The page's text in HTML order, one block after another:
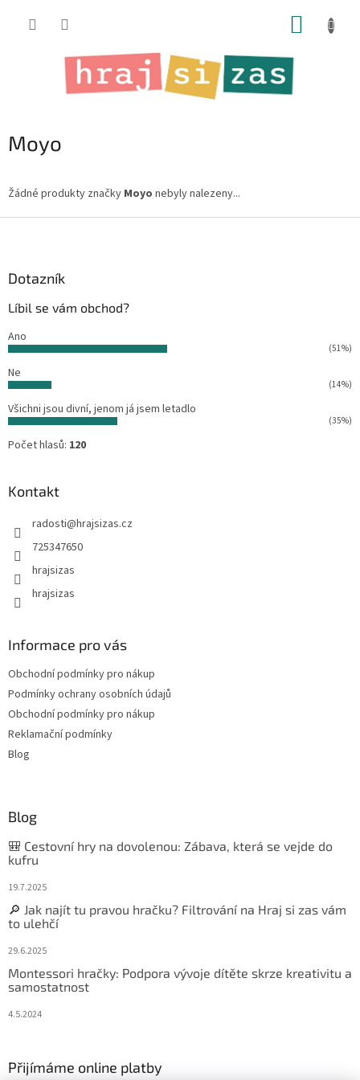
Moyo
Žádné produkty značky Moyo nebyly nalezeny...
Dotazník
Líbil se vám obchod?
Ano
(51%)
Ne
(14%)
Všichni jsou divní, jenom já jsem letadlo
(35%)
Počet hlasů: 120
Kontakt
radosti@hrajsizas.cz
725347650
hrajsizas
hrajsizas
Informace pro vás
Obchodní podmínky pro nákup
Podmínky ochrany osobních údajů
Obchodní podmínky pro nákup
Reklamační podmínky
Blog
Blog
🎒 Cestovní hry na dovolenou: Zábava, která se vejde do
kufru
19.7.2025
🔎 Jak najít tu pravou hračku? Filtrování na Hraj si zas vám
to ulehčí
29.6.2025
Montessori hračky: Podpora vývoje dítěte skrze kreativitu a
samostatnost
4.5.2024
Přijímáme online platby